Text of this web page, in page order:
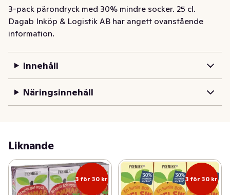
3-pack pärondryck med 30% mindre socker. 25 cl.
Dagab Inköp & Logistik AB har angett ovanstående
information.
Innehåll
Näringsinnehåll
Liknande
3 för 30 kr 3 för 30 kr